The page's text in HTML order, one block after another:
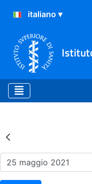
Risultati